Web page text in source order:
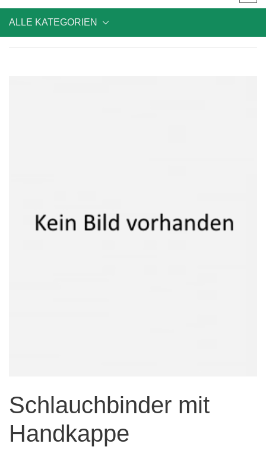
ALLE KATEGORIEN
Schlauchbinder mit
Handkappe